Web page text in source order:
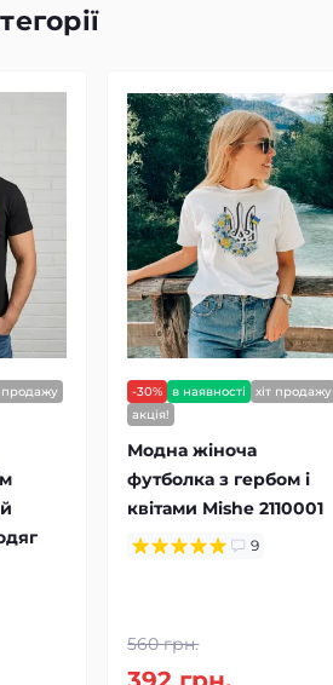
продажу
-30% в наявності
хіт продажу
акція!
Модна жіноча
футболка з гербом і
квітами Mishe 2110001
9
560 грн.